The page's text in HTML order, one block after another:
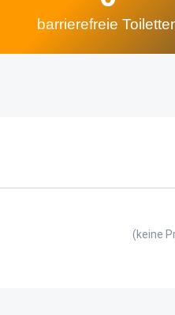
barrierefreie
(keine